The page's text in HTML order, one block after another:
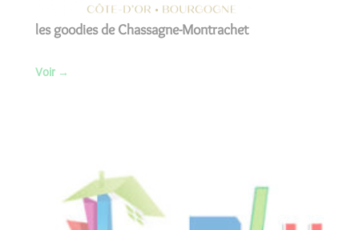
les goodies de Chassagne-Montrachet
Voir →